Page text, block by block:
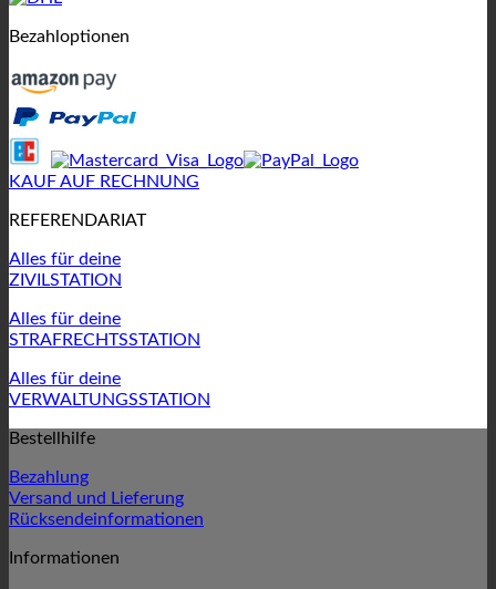
Bezahloptionen
KAUF AUF RECHNUNG
REFERENDARIAT
Alles für deine
ZIVILSTATION
Alles für deine
STRAFRECHTSSTATION
Alles für deine
VERWALTUNGSSTATION
Bestellhilfe
Bezahlung
Versand und Lieferung
Rücksendeinformationen
Informationen